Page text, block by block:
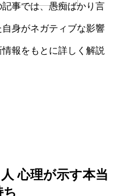
事では、愚痴ばかり言
身がネガティブな影響
報をもとに詳しく解説
心理が示す本当